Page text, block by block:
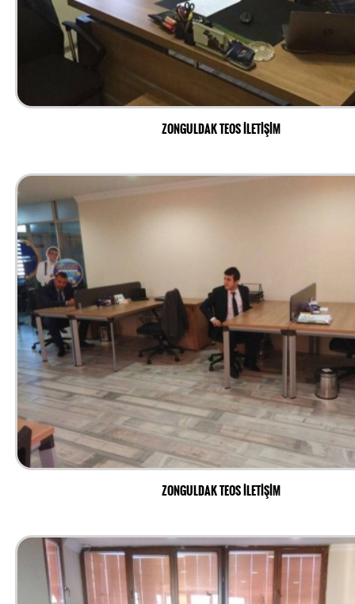
ZONGULDAK TEOS İLETİŞİM
ZONGULDAK TEOS İLETİŞİM